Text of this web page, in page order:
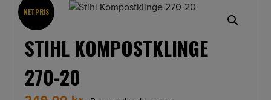
indholdet
NETPRIS
STIHL KOMPOSTKLINGE
270-20